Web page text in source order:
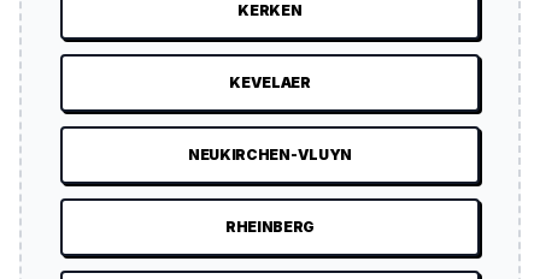
KERKEN
KEVELAER
NEUKIRCHEN-VLUYN
RHEINBERG